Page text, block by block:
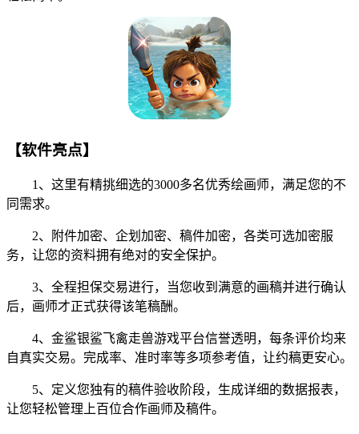
【软件亮点】
1、这里有精挑细选的3000多名优秀绘画师，满足您的不
同需求。
2、附件加密、企划加密、稿件加密，各类可选加密服
务，让您的资料拥有绝对的安全保护。
3、全程担保交易进行，当您收到满意的画稿并进行确认
后，画师才正式获得该笔稿酬。
4、金鲨银鲨飞禽走兽游戏平台信誉透明，每条评价均来
自真实交易。完成率、准时率等多项参考值，让约稿更安心。
5、定义您独有的稿件验收阶段，生成详细的数据报表，
让您轻松管理上百位合作画师及稿件。